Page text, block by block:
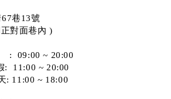
巷13號
對面巷內 )
:  09:00 ~ 20:00
:  11:00 ~ 20:00
: 11:00 ~ 18:00